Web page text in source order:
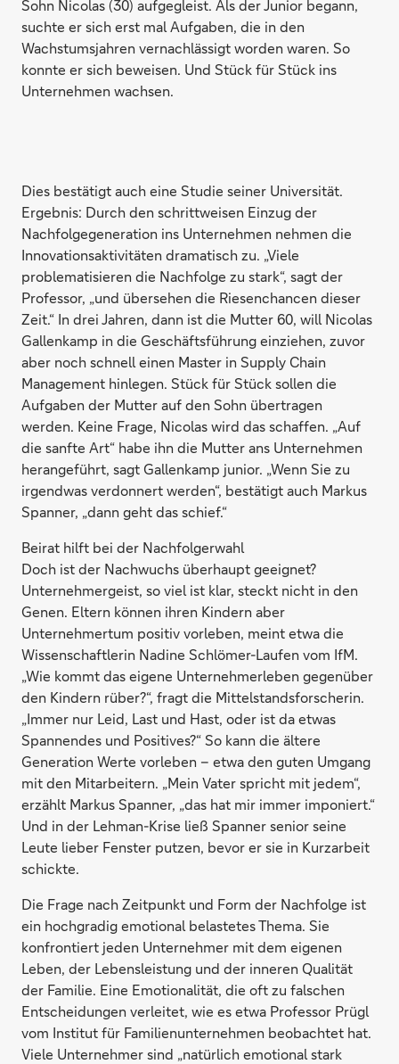
Sohn Nicolas (30) aufgegleist. Als der Junior begann,
suchte er sich erst mal Aufgaben, die in den
Wachstumsjahren vernachlässigt worden waren. So
konnte er sich beweisen. Und Stück für Stück ins
Unternehmen wachsen.
Dies bestätigt auch eine Studie seiner Universität.
Ergebnis: Durch den schrittweisen Einzug der
Nachfolgegeneration ins Unternehmen nehmen die
Innovationsaktivitäten dramatisch zu. „Viele
problematisieren die Nachfolge zu stark“, sagt der
Professor, „und übersehen die Riesenchancen dieser
Zeit.“ In drei Jahren, dann ist die Mutter 60, will Nicolas
Gallenkamp in die Geschäftsführung einziehen, zuvor
aber noch schnell einen Master in Supply Chain
Management hinlegen. Stück für Stück sollen die
Aufgaben der Mutter auf den Sohn übertragen
werden. Keine Frage, Nicolas wird das schaffen. „Auf
die sanfte Art“ habe ihn die Mutter ans Unternehmen
herangeführt, sagt Gallenkamp junior. „Wenn Sie zu
irgendwas verdonnert werden“, bestätigt auch Markus
Spanner, „dann geht das schief.“
Beirat hilft bei der Nachfolgerwahl
Doch ist der Nachwuchs überhaupt geeignet?
Unternehmergeist, so viel ist klar, steckt nicht in den
Genen. Eltern können ihren Kindern aber
Unternehmertum positiv vorleben, meint etwa die
Wissenschaftlerin Nadine Schlömer-Laufen vom IfM.
„Wie kommt das eigene Unternehmerleben gegenüber
den Kindern rüber?“, fragt die Mittelstandsforscherin.
„Immer nur Leid, Last und Hast, oder ist da etwas
Spannendes und Positives?“ So kann die ältere
Generation Werte vorleben – etwa den guten Umgang
mit den Mitarbeitern. „Mein Vater spricht mit jedem“,
erzählt Markus Spanner, „das hat mir immer imponiert.“
Und in der Lehman-Krise ließ Spanner senior seine
Leute lieber Fenster putzen, bevor er sie in Kurzarbeit
schickte.
Die Frage nach Zeitpunkt und Form der Nachfolge ist
ein hochgradig emotional belastetes Thema. Sie
konfrontiert jeden Unternehmer mit dem eigenen
Leben, der Lebensleistung und der inneren Qualität
der Familie. Eine Emotionalität, die oft zu falschen
Entscheidungen verleitet, wie es etwa Professor Prügl
vom Institut für Familienunternehmen beobachtet hat.
Viele Unternehmer sind „natürlich emotional stark